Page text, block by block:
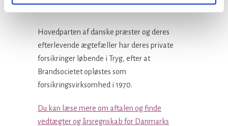
Hovedparten af danske præster og deres
efterlevende ægtefæller har deres private
forsikringer løbende i Tryg, efter at
Brandsocietet opløstes som
forsikringsvirksomhed i 1970.
Du kan læse mere om aftalen og finde
vedtægter og årsregnskab for Danmarks